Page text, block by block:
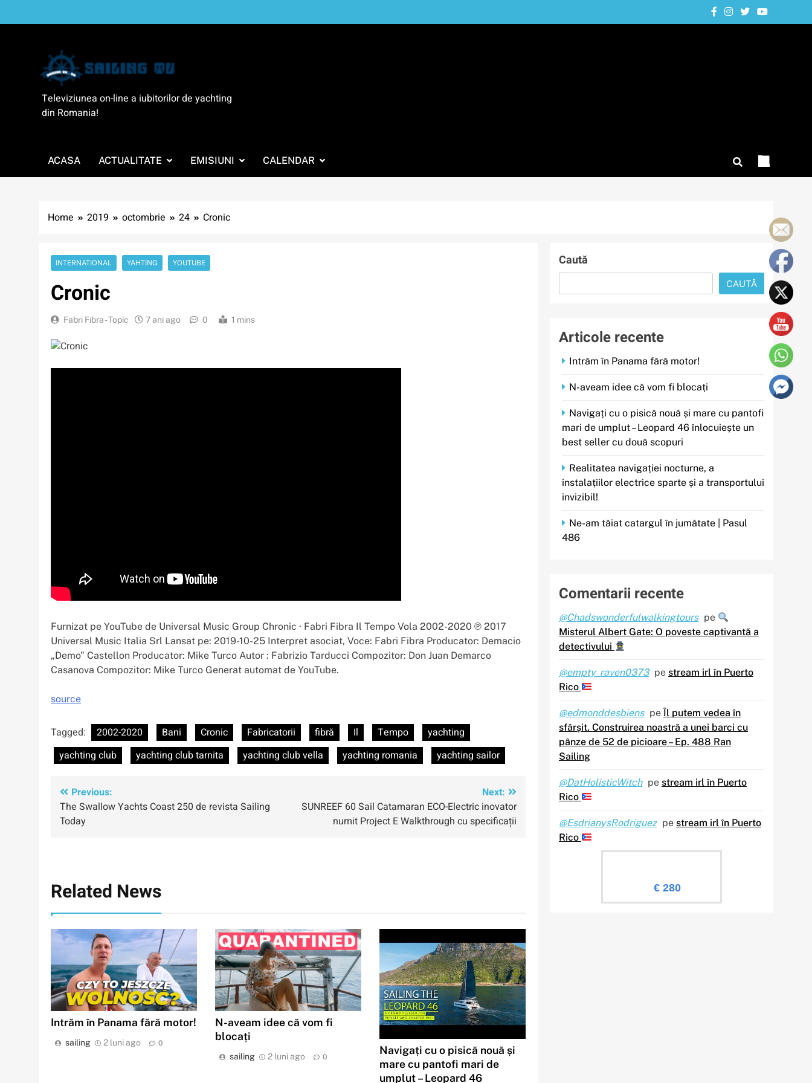
to
SailingTV
Televiziunea on-line a iubitorilor de yachting
din Romania!
ACASA ACTUALITATE EMISIUNI CALENDAR
Home 2019 octombrie 24 Cronic
INTERNATIONAL YAHTING YOUTUBE
Cronic
Fabri Fibra - Topic 7 ani ago 0 1 mins
Furnizat pe YouTube de Universal Music Group Chronic · Fabri Fibra Il Tempo Vola 2002-2020 ℗ 2017
Universal Music Italia Srl Lansat pe: 2019-10-25 Interpret asociat, Voce: Fabri Fibra Producator: Demacio
„Demo” Castellon Producator: Mike Turco Autor : Fabrizio Tarducci Compozitor: Don Juan Demarco
Casanova Compozitor: Mike Turco Generat automat de YouTube.
source
Tagged: 2002-2020 Bani Cronic Fabricatorii fibră Il Tempo
yachting
yachting club
yachting club tarnita yachting club vella yachting romania yachting sailor
Navigare
în
Previous:
The Swallow Yachts Coast 250 de revista Sailing
Today
Next:
SUNREEF 60 Sail Catamaran ECO-Electric inovator
numit Project E Walkthrough cu specificații
Related News
Intrăm în Panama fără motor!
sailing 2 luni ago 0
N-aveam idee că vom fi
blocați
sailing 2 luni ago 0
Navigați cu o pisică nouă și
mare cu pantofi mari de
umplut – Leopard 46
Caută
CAUTĂ
Articole recente
Intrăm în Panama fără motor!
N-aveam idee că vom fi blocați
Navigați cu o pisică nouă și mare cu pantofi
mari de umplut – Leopard 46 înlocuiește un
best seller cu două scopuri
Realitatea navigației nocturne, a
instalațiilor electrice sparte și a transportului
invizibil!
Ne-am tăiat catargul în jumătate | Pasul
486
Comentarii recente
@Chadswonderfulwalkingtours pe
Misterul Albert Gate: O poveste captivantă a
detectivului
@empty_raven0373 pe stream irl în Puerto
Rico
@edmonddesbiens pe Îl putem vedea în
sfârșit. Construirea noastră a unei barci cu
pânze de 52 de picioare – Ep. 488 Ran
Sailing
@DatHolisticWitch pe stream irl în Puerto
Rico
@EsdrianysRodriguez pe stream irl în Puerto
Rico
€ 280